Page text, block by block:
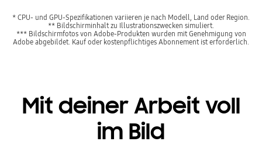
* CPU- und GPU-Spezifikationen variieren je nach Modell, Land oder Region.
** Bildschirminhalt zu Illustrationszwecken simuliert.
*** Bildschirmfotos von Adobe-Produkten wurden mit Genehmigung von
Adobe abgebildet. Kauf oder kostenpflichtiges Abonnement ist erforderlich.
Mit deiner Arbeit voll
im Bild